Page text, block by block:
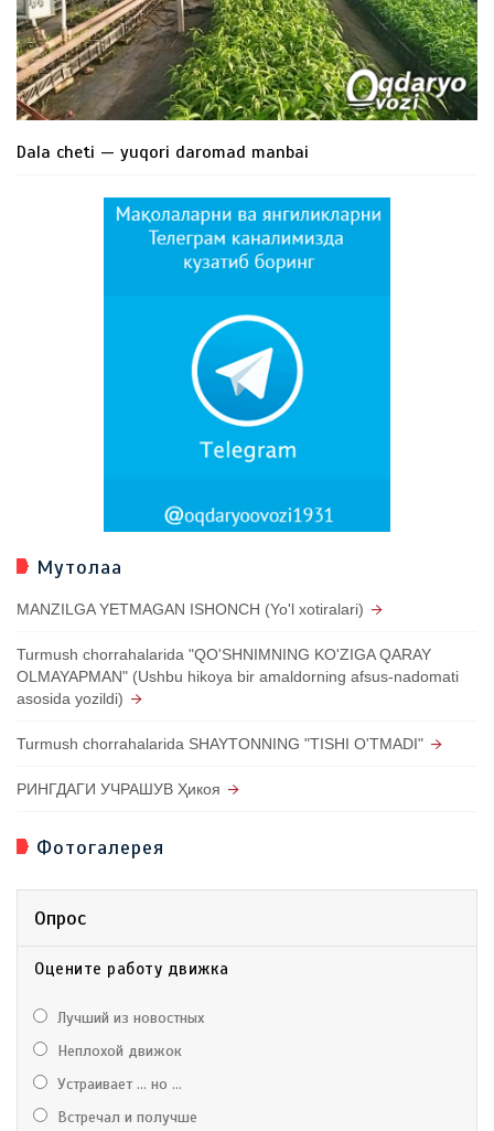
Dala cheti — yuqori daromad manbai
Мутолаа
MANZILGA YETMAGAN ISHONCH (Yo'l xotiralari)
Turmush chorrahalarida "QO'SHNIMNING KO'ZIGA QARAY
OLMAYAPMAN" (Ushbu hikoya bir amaldorning afsus-nadomati
asosida yozildi)
Turmush chorrahalarida SHAYTONNING "TISHI O'TMADI"
РИНГДАГИ УЧРАШУВ Ҳикоя
Фотогалерея
Опрос
Оцените работу движка
Лучший из новостных
Неплохой движок
Устраивает ... но ...
Встречал и получше